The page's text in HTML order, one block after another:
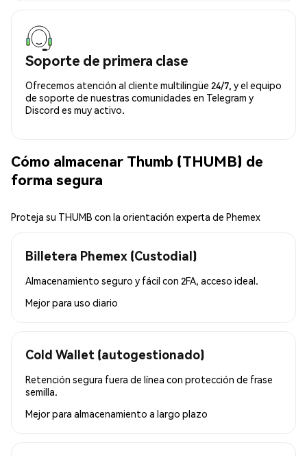
Soporte de primera clase
Ofrecemos atención al cliente multilingüe 24/7, y el equipo
de soporte de nuestras comunidades en Telegram y
Discord es muy activo.
Cómo almacenar Thumb (THUMB) de
forma segura
Proteja su THUMB con la orientación experta de Phemex
Billetera Phemex (Custodial)
Almacenamiento seguro y fácil con 2FA, acceso ideal.
Mejor para uso diario
Cold Wallet (autogestionado)
Retención segura fuera de línea con protección de frase
semilla.
Mejor para almacenamiento a largo plazo